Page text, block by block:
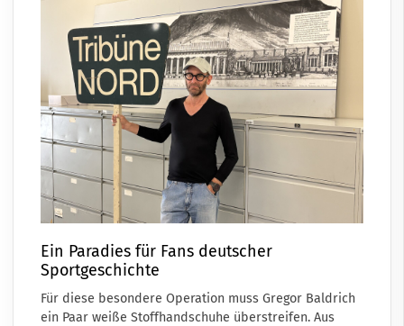
Ein Paradies für Fans deutscher
Sportgeschichte
Für diese besondere Operation muss Gregor Baldrich
ein Paar weiße Stoffhandschuhe überstreifen. Aus